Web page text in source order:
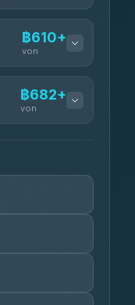
฿292
฿610+
von
฿682+
von
฿695-฿1,265